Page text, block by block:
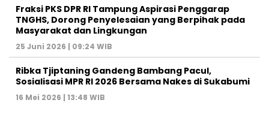
‎Fraksi PKS DPR RI Tampung Aspirasi Penggarap
TNGHS, Dorong Penyelesaian yang Berpihak pada
Masyarakat dan Lingkungan‎
25 Juni 2026 | 09:24 WIB
Ribka Tjiptaning Gandeng Bambang Pacul,
Sosialisasi MPR RI 2026 Bersama Nakes di Sukabumi
16 Mei 2026 | 13:48 WIB